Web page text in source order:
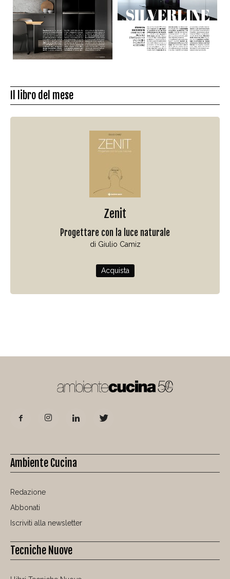
Il libro del mese
Zenit
Progettare con la luce naturale
di Giulio Camiz
Acquista
Ambiente Cucina
Redazione
Abbonati
Iscriviti alla newsletter
Tecniche Nuove